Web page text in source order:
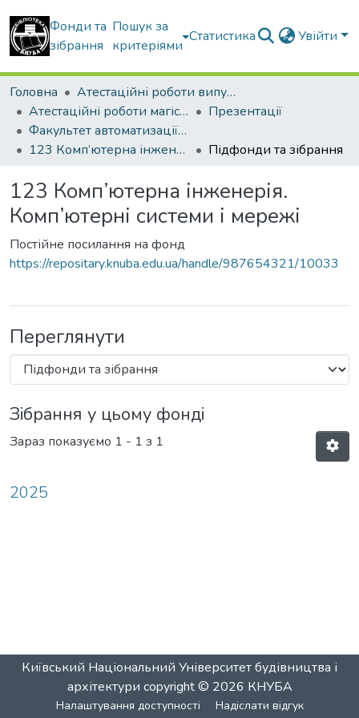
Фонди та
зібрання
Пошук за
критеріями
Статистика Увійти
Головна
Атестаційні роботи випускників
Атестаційні роботи магістрів
Презентації
Факультет автоматизації і інформаційних технологій
123 Комп’ютерна інженерія. Комп’ютерні системи і мережі
Підфонди та зібрання
123 Комп’ютерна інженерія.
Комп’ютерні системи і мережі
Постійне посилання на фонд
https://repositary.knuba.edu.ua/handle/987654321/10033
Переглянути
Зібрання у цьому фонді
Зараз показуємо 1 - 1 з 1
2025
Київський Національний Університет будівництва і
архітектури copyright © 2026 КНУБА
Налаштування доступності Надіслати відгук